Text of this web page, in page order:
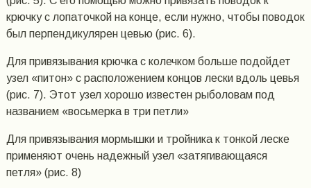
крючку с лопаточкой на конце, если нужно, чтобы поводок
был перпендикулярен цевью (рис. 6).
Для привязывания крючка с колечком больше подойдет
узел «питон» с расположением концов лески вдоль цевья
(рис. 7). Этот узел хорошо известен рыболовам под
названием «восьмерка в три петли»
Для привязывания мормышки и тройника к тонкой леске
применяют очень надежный узел «затягивающаяся
петля» (рис. 8)